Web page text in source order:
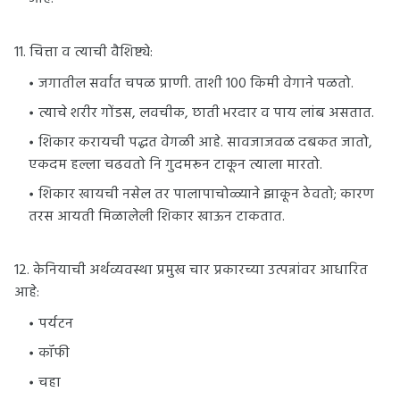
11. चित्ता व त्याची वैशिष्ट्ये:
जगातील सर्वांत चपळ प्राणी. ताशी 100 किमी वेगाने पळतो.
त्याचे शरीर गोंडस, लवचीक, छाती भरदार व पाय लांब असतात.
शिकार करायची पद्धत वेगळी आहे. सावजाजवळ दबकत जातो,
एकदम हल्ला चढवतो नि गुदमरून टाकून त्याला मारतो.
शिकार खायची नसेल तर पालापाचोळ्याने झाकून ठेवतो; कारण
तरस आयती मिळालेली शिकार खाऊन टाकतात.
12. केनियाची अर्थव्यवस्था प्रमुख चार प्रकारच्या उत्पन्नांवर आधारित
आहे:
पर्यटन
कॉफी
चहा